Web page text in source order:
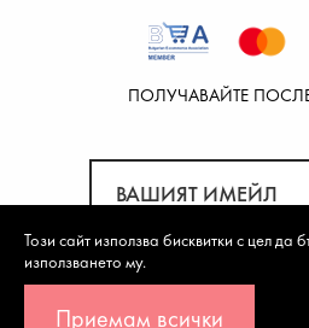
ПОЛУЧАВАЙТЕ
Този сайт използва бисквитки с цел
използването му.
Приемам всички